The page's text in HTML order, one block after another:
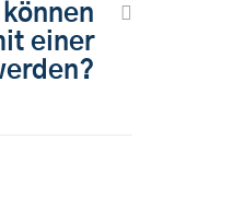
einer